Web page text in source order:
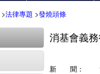
>法律專題 >發燒頭條
消基會義
新 聞：
消